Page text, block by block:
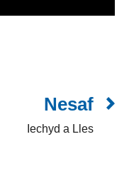
Nesaf
Iechyd a Lles